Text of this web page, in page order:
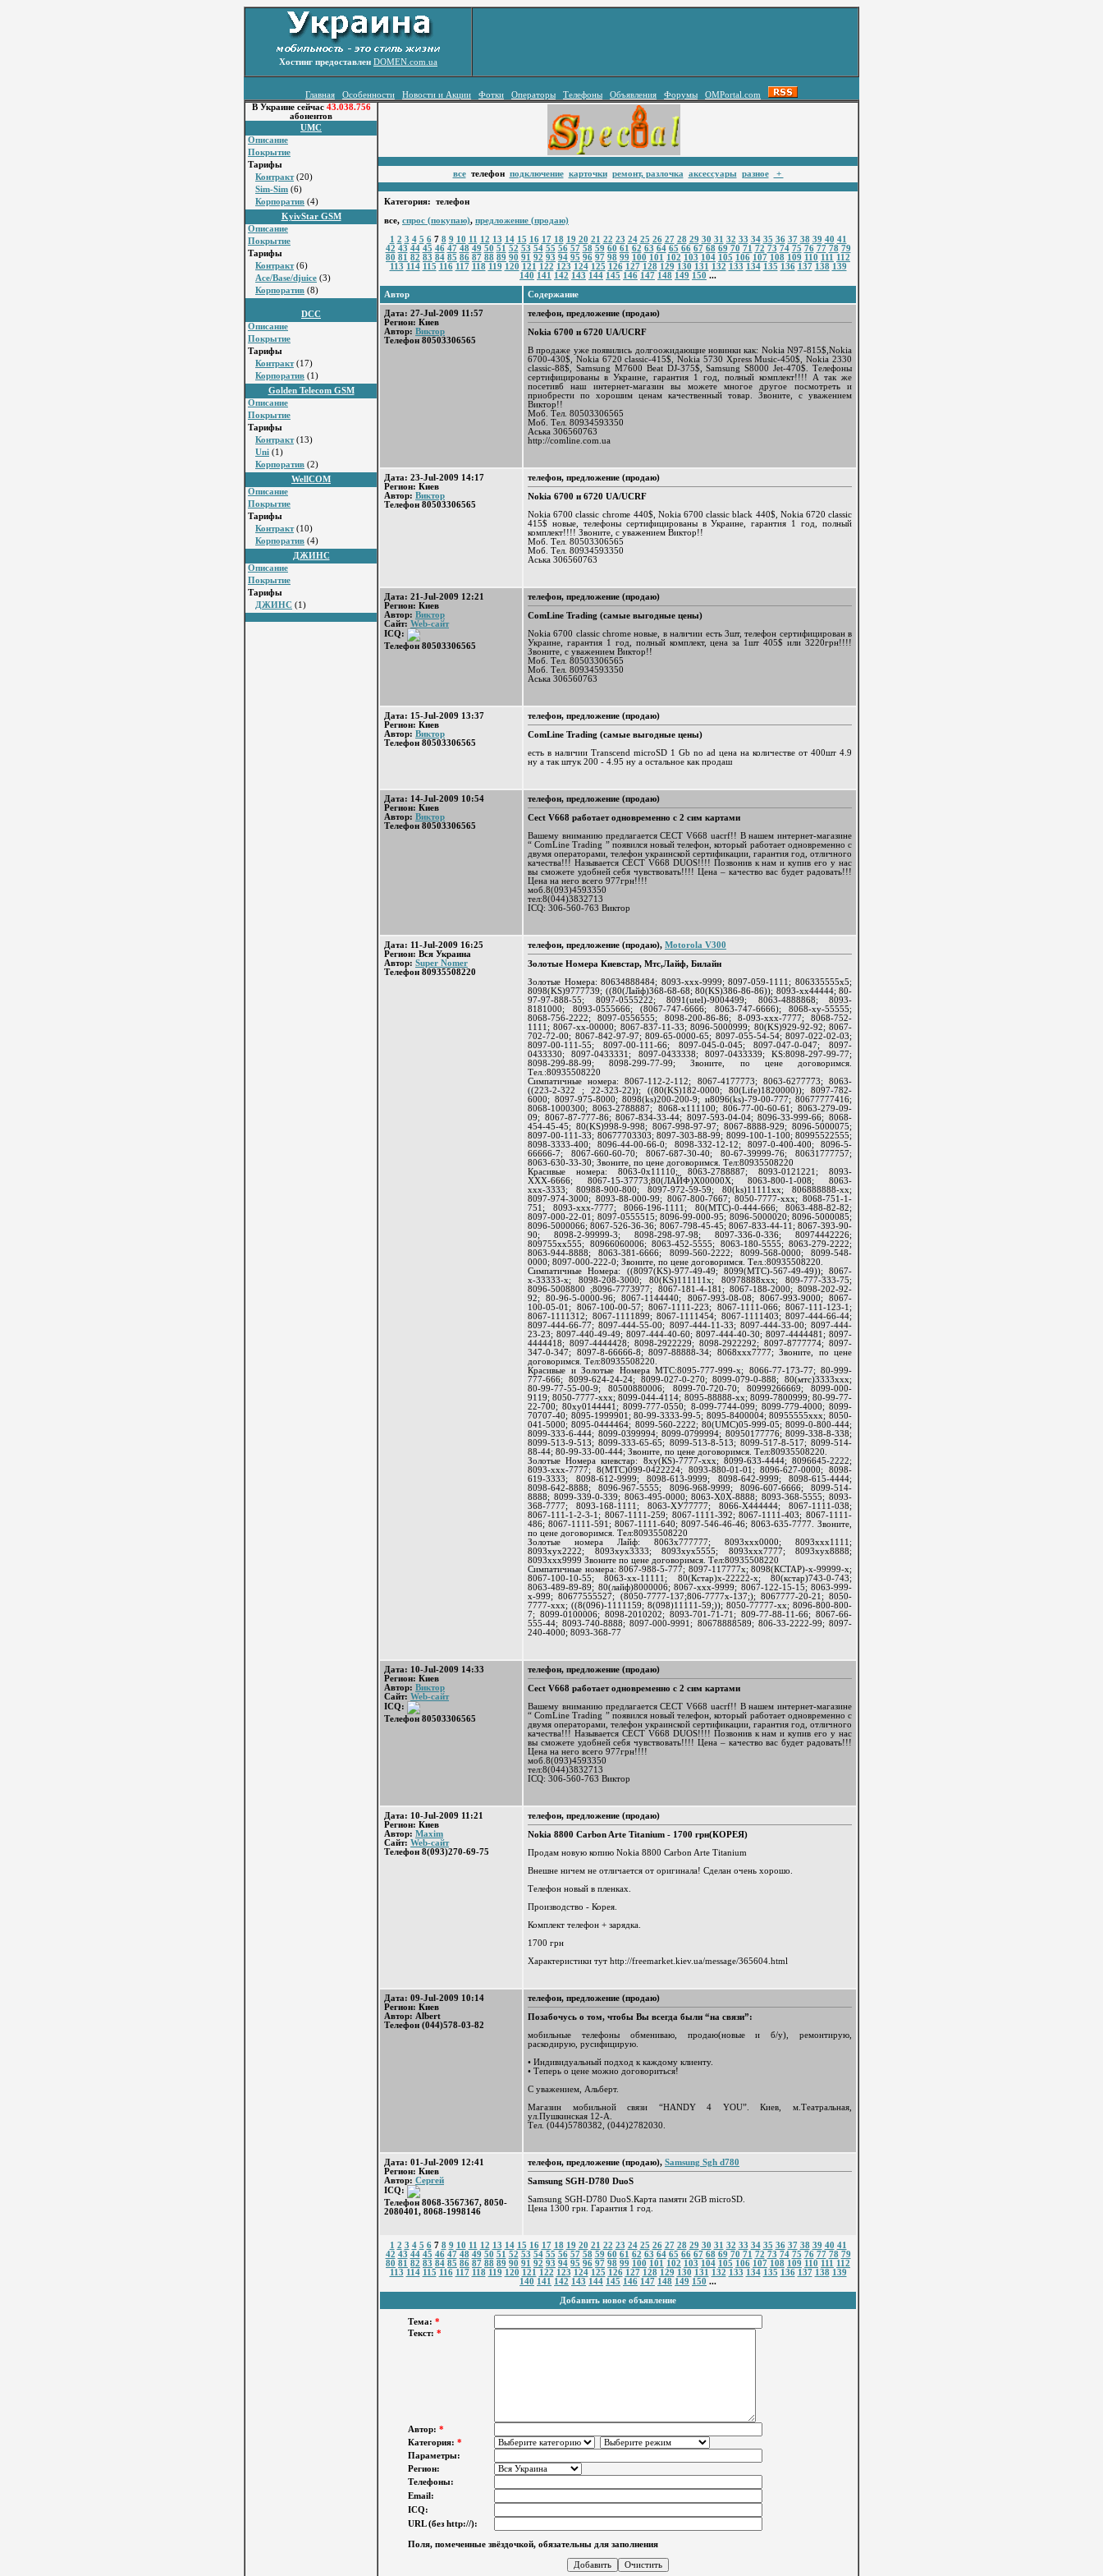
Хостинг предоставлен DOMEN.com.ua
Главная Особенности Новости и Акции Фотки Операторы Телефоны Объявления Форумы
OMPortal.com
В Украине сейчас 43.038.756
абонентов
UMC
Описание
Покрытие
Тарифы
Контракт(20)
Sim-Sim (6)
Корпоратив (4)
KyivStar GSM
Описание
Покрытие
Тарифы
Контракт(6)
Ace/Base/djuice (3)
Корпоратив (8)
DCC
Описание
Покрытие
Тарифы
Контракт(17)
Корпоратив (1)
Golden Telecom GSM
Описание
Покрытие
Тарифы
Контракт(13)
Uni (1)
Корпоратив (2)
WellCOM
Описание
Покрытие
Тарифы
Контракт(10)
Корпоратив (4)
ДЖИНС
Описание
Покрытие
Тарифы
ДЖИНС (1)
всетелефон подключение карточки ремонт, разлочка аксессуары разное +
Категория: телефон
все, спрос (покупаю), предложение (продаю)
1 2 3 4 5 67 8 9 10 11 12 13 14 15 16 17 18 19 20 21 22 23 24 25 26 27 28 29 30 31 32 33 34 35 36 37 38 39 40 41
42 43 44 45 46 47 48 49 50 51 52 53 54 55 56 57 58 59 60 61 62 63 64 65 66 67 68 69 70 71 72 73 74 75 76 77 78 79
80 81 82 83 84 85 86 87 88 89 90 91 92 93 94 95 96 97 98 99 100 101 102 103 104 105 106 107 108 109 110 111
112
113 114 115 116 117 118 119 120 121 122 123 124 125 126 127 128 129 130 131 132 133 134 135 136 137 138 139
140 141 142 143 144 145 146 147 148 149 150 ...
Автор Содержание
Дата: 27-Jul-2009 11:57
Регион: Киев
Автор: Виктор
Телефон 80503306565
телефон, предложение (продаю)
Nokia 6700 и 6720 UA/UCRF
В продаже уже появились долгоожидающие новинки как: Nokia N97-815$,Nokia
6700-430$, Nokia 6720 classic-415$, Nokia 5730 Xpress Music-450$, Nokia 2330
classic-88$, Samsung M7600 Beat DJ-375$, Samsung S8000 Jet-470$. Телефоны
сертифицированы в Украине, гарантия 1 год, полный комплект!!!! А так же
посетивб наш интернет-магазин вы можете многое другое посмотреть и
приобрести по хорошим ценам качественный товар. Звоните, с уважением
Виктор!!
Моб. Тел. 80503306565
Моб. Тел. 80934593350
Аська 306560763
http://comline.com.ua
Дата: 23-Jul-2009 14:17
Регион: Киев
Автор: Виктор
Телефон 80503306565
телефон, предложение (продаю)
Nokia 6700 и 6720 UA/UCRF
Nokia 6700 classic chrome 440$, Nokia 6700 classic black 440$, Nokia 6720 classic
415$ новые, телефоны сертифицированы в Украине, гарантия 1 год, полный
комплект!!!! Звоните, с уважением Виктор!!
Моб. Тел. 80503306565
Моб. Тел. 80934593350
Аська 306560763
Дата: 21-Jul-2009 12:21
Регион: Киев
Автор: Виктор
Сайт: Web-сайт
ICQ:
Телефон 80503306565
телефон, предложение (продаю)
ComLine Trading (самые выгодные цены)
Nokia 6700 classic chrome новые, в наличии есть 3шт, телефон сертифицирован в
Украине, гарантия 1 год, полный комплект, цена за 1шт 405$ или 3220грн!!!!
Звоните, с уважением Виктор!!
Моб. Тел. 80503306565
Моб. Тел. 80934593350
Аська 306560763
Дата: 15-Jul-2009 13:37
Регион: Киев
Автор: Виктор
Телефон 80503306565
телефон, предложение (продаю)
ComLine Trading (самые выгодные цены)
есть в наличии Transcend microSD 1 Gb no ad цена на количестве от 400шт 4.9
ну а так штук 200 - 4.95 ну а остальное как продаш
Дата: 14-Jul-2009 10:54
Регион: Киев
Автор: Виктор
Телефон 80503306565
телефон, предложение (продаю)
Cect V668 работает одновременно с 2 сим картами
Вашему вниманию предлагается CECT V668 uacrf!! В нашем интернет-магазине
“ ComLine Trading ” появился новый телефон, который работает одновременно с
двумя операторами, телефон украинской сертификации, гарантия год, отличного
качества!!! Называется CECT V668 DUOS!!!! Позвонив к нам и купив его у нас
вы сможете удобней себя чувствовать!!!! Цена – качество вас будет радовать!!!
Цена на него всего 977грн!!!!
моб.8(093)4593350
тел:8(044)3832713
ICQ: 306-560-763 Виктор
Дата: 11-Jul-2009 16:25
Регион: Вся Украина
Автор: Super Nomer
Телефон 80935508220
телефон, предложение (продаю), Motorola V300
Золотые Номера Киевстар, Мтс,Лайф, Билайн
Золотые Номера: 80634888484; 8093-ххх-9999; 8097-059-1111; 806335555х5;
8098(KS)9777739; ((80(Лайф)368-68-68; 80(KS)386-86-86)); 8093-хх44444; 80-
97-97-888-55; 8097-0555222; 8091(utel)-9004499; 8063-4888868; 8093-
8181000; 8093-0555666; (8067-747-6666; 8063-747-6666); 8068-ху-55555;
8068-756-2222; 8097-0556555; 8098-200-86-86; 8-093-xxx-7777; 8068-752-
1111; 8067-хх-00000; 8067-837-11-33; 8096-5000999; 80(KS)929-92-92; 8067-
702-72-00; 8067-842-97-97; 809-65-0000-65; 8097-055-54-54; 8097-022-02-03;
8097-00-111-55; 8097-00-111-66; 8097-045-0-045; 8097-047-0-047; 8097-
0433330; 8097-0433331; 8097-0433338; 8097-0433339; KS:8098-297-99-77;
8098-299-88-99; 8098-299-77-99; Звоните, по цене договоримся.
Тел.:80935508220
Симпатичные номера: 8067-112-2-112; 8067-4177773; 8063-6277773; 8063-
((223-2-322 ; 22-323-22)); ((80(KS)182-0000; 80(Life)1820000)); 8097-782-
6000; 8097-975-8000; 8098(ks)200-200-9; и8096(ks)-79-00-777; 80677777416;
8068-1000300; 8063-2788887; 8068-х111100; 806-77-00-60-61; 8063-279-09-
09; 8067-87-777-86; 8067-834-33-44; 8097-593-04-04; 8096-33-999-66; 8068-
454-45-45; 80(KS)998-9-998; 8067-998-97-97; 8067-8888-929; 8096-5000075;
8097-00-111-33; 80677703303; 8097-303-88-99; 8099-100-1-100; 80995522555;
8098-3333-400; 8096-44-00-66-0; 8098-332-12-12; 8097-0-400-400; 8096-5-
66666-7; 8067-660-60-70; 8067-687-30-40; 80-67-39999-76; 80631777757;
8063-630-33-30; Звоните, по цене договоримся. Тел:80935508220
Красивые номера: 8063-0х11110; 8063-2788887; 8093-0121221; 8093-
ХХХ-6666; 8067-15-37773;80(ЛАЙФ)Х00000Х; 8063-800-1-008; 8063-
ххх-3333; 80988-900-800; 8097-972-59-59; 80(ks)11111xx; 806888888-хх;
8097-974-3000; 8093-88-000-99; 8067-800-7667; 8050-7777-ххх; 8068-751-1-
751; 8093-xxx-7777; 8066-196-1111; 80(МТС)-0-444-666; 8063-488-82-82;
8097-000-22-01; 8097-0555515; 8096-99-000-95; 8096-5000020; 8096-5000085;
8096-5000066; 8067-526-36-36; 8067-798-45-45; 8067-833-44-11; 8067-393-90-
90; 8098-2-99999-3; 8098-298-97-98; 8097-336-0-336; 80974442226;
809755хх555; 80966060006; 8063-452-5555; 8063-180-5555; 8063-279-2222;
8063-944-8888; 8063-381-6666; 8099-560-2222; 8099-568-0000; 8099-548-
0000; 8097-000-222-0; Звоните, по цене договоримся. Тел.:80935508220.
Симпатичные Номера: ((8097(KS)-977-49-49; 8099(МТС)-567-49-49)); 8067-
х-33333-х; 8098-208-3000; 80(KS)111111x; 80978888ххх; 809-777-333-75;
8096-5008800 ;8096-7773977; 8067-181-4-181; 8067-188-2000; 8098-202-92-
92; 80-96-5-0000-96; 8067-1144440; 8067-993-08-08; 8067-993-9000; 8067-
100-05-01; 8067-100-00-57; 8067-1111-223; 8067-1111-066; 8067-111-123-1;
8067-1111312; 8067-1111899; 8067-1111454; 8067-1111403; 8097-444-66-44;
8097-444-66-77; 8097-444-55-00; 8097-444-11-33; 8097-444-33-00; 8097-444-
23-23; 8097-440-49-49; 8097-444-40-60; 8097-444-40-30; 8097-4444481; 8097-
4444418; 8097-4444428; 8098-2922229; 8098-2922292; 8097-8777774; 8097-
347-0-347; 8097-8-66666-8; 8097-88888-34; 8068ххх7777; Звоните, по цене
договоримся. Тел:80935508220.
Красивые и Золотые Номера MTC:8095-777-999-х; 8066-77-173-77; 80-999-
777-666; 8099-624-24-24; 8099-027-0-270; 8099-079-0-888; 80(мтс)3333ххх;
80-99-77-55-00-9; 80500880006; 8099-70-720-70; 80999266669; 8099-000-
9119; 8050-7777-ххх; 8099-044-4114; 8095-88888-хх; 8099-7800999; 80-99-77-
22-700; 80ху0144441; 8099-777-0550; 8-099-7744-099; 8099-779-4000; 8099-
70707-40; 8095-1999901; 80-99-3333-99-5; 8095-8400004; 80955555ххх; 8050-
041-5000; 8095-0444464; 8099-560-2222; 80(UMC)05-999-05; 8099-0-800-444;
8099-333-6-444; 8099-0399994; 8099-0799994; 80950177776; 8099-338-8-338;
8099-513-9-513; 8099-333-65-65; 8099-513-8-513; 8099-517-8-517; 8099-514-
88-44; 80-99-33-00-444; Звоните, по цене договоримся. Тел:80935508220.
Золотые Номера киевстар: 8ху(КS)-7777-ххх; 8099-633-4444; 8096645-2222;
8093-xxx-7777; 8(МТС)099-0422224; 8093-880-01-01; 8096-627-0000; 8098-
619-3333; 8098-612-9999; 8098-613-9999; 8098-642-9999; 8098-615-4444;
8098-642-8888; 8096-967-5555; 8096-968-9999; 8096-607-6666; 8099-514-
8888; 8099-339-0-339; 8063-495-0000; 8063-Х0Х-8888; 8093-368-5555; 8093-
368-7777; 8093-168-1111; 8063-ХУ77777; 8066-Х444444; 8067-1111-038;
8067-111-1-2-3-1; 8067-1111-259; 8067-1111-392; 8067-1111-403; 8067-1111-
486; 8067-1111-591; 8067-1111-640; 8097-546-46-46; 8063-635-7777. Звоните,
по цене договоримся. Тел:80935508220
Золотые номера Лайф: 8063х777777; 8093ххх0000; 8093ххх1111;
8093хух2222; 8093хух3333; 8093хух5555; 8093ххх7777; 8093хух8888;
8093ххх9999 Звоните по цене договоримся. Тел:80935508220
Симпатичные номера: 8067-988-5-777; 8097-117777х; 8098(КСТАР)-х-99999-х;
8067-100-10-55; 8063-хх-11111; 80(Кстар)х-22222-х; 80(кстар)743-0-743;
8063-489-89-89; 80(лайф)8000006; 8067-ххх-9999; 8067-122-15-15; 8063-999-
х-999; 80677555527; (8050-7777-137;806-7777х-137;); 8067777-20-21; 8050-
7777-ххх; ((8(096)-1111159; 8(098)11111-59;)); 8050-77777-хх; 8096-800-800-
7; 8099-0100006; 8098-2010202; 8093-701-71-71; 809-77-88-11-66; 8067-66-
555-44; 8093-740-8888; 8097-000-9991; 80678888589; 806-33-2222-99; 8097-
240-4000; 8093-368-77
Дата: 10-Jul-2009 14:33
Регион: Киев
Автор: Виктор
Сайт: Web-сайт
ICQ:
Телефон 80503306565
телефон, предложение (продаю)
Cect V668 работает одновременно с 2 сим картами
Вашему вниманию предлагается CECT V668 uacrf!! В нашем интернет-магазине
“ ComLine Trading ” появился новый телефон, который работает одновременно с
двумя операторами, телефон украинской сертификации, гарантия год, отличного
качества!!! Называется CECT V668 DUOS!!!! Позвонив к нам и купив его у нас
вы сможете удобней себя чувствовать!!!! Цена – качество вас будет радовать!!!
Цена на него всего 977грн!!!!
моб.8(093)4593350
тел:8(044)3832713
ICQ: 306-560-763 Виктор
Дата: 10-Jul-2009 11:21
Регион: Киев
Автор: Maxim
Сайт: Web-сайт
Телефон 8(093)270-69-75
телефон, предложение (продаю)
Nokia 8800 Carbon Arte Titanium - 1700 грн(КОРЕЯ)
Продам новую копию Nokia 8800 Carbon Arte Titanium
Внешне ничем не отличается от оригинала! Сделан очень хорошо.
Телефон новый в пленках.
Производство - Корея.
Комплект телефон + зарядка.
1700 грн
Характеристики тут http://freemarket.kiev.ua/message/365604.html
Дата: 09-Jul-2009 10:14
Регион: Киев
Автор: Albert
Телефон (044)578-03-82
телефон, предложение (продаю)
Позабочусь о том, чтобы Вы всегда были “на связи”:
мобильные телефоны обмениваю, продаю(новые и б/у), ремонтирую,
раскодирую, русифицирую.
• Индивидуальный подход к каждому клиенту.
• Теперь о цене можно договориться!
С уважением, Альберт.
Магазин мобильной связи “HANDY 4 YOU”. Киев, м.Театральная,
ул.Пушкинская 12-А.
Тел. (044)5780382, (044)2782030.
Дата: 01-Jul-2009 12:41
Регион: Киев
Автор: Сергей
ICQ:
Телефон 8068-3567367, 8050-
2080401, 8068-1998146
телефон, предложение (продаю), Samsung Sgh d780
Samsung SGH-D780 DuoS
Samsung SGH-D780 DuoS.Карта памяти 2GВ microSD.
Цена 1300 грн. Гарантия 1 год.
1 2 3 4 5 67 8 9 10 11 12 13 14 15 16 17 18 19 20 21 22 23 24 25 26 27 28 29 30 31 32 33 34 35 36 37 38 39 40 41
42 43 44 45 46 47 48 49 50 51 52 53 54 55 56 57 58 59 60 61 62 63 64 65 66 67 68 69 70 71 72 73 74 75 76 77 78 79
80 81 82 83 84 85 86 87 88 89 90 91 92 93 94 95 96 97 98 99 100 101 102 103 104 105 106 107 108 109 110 111
112
113 114 115 116 117 118 119 120 121 122 123 124 125 126 127 128 129 130 131 132 133 134 135 136 137 138 139
140 141 142 143 144 145 146 147 148 149 150 ...
Добавить новое объявление
Тема: *
Текст: *
Автор: *
Категория: *
Параметры:
Регион:
Телефоны:
Email:
ICQ:
URL (без http://):
Поля, помеченные звёздочкой, обязательны для заполнения